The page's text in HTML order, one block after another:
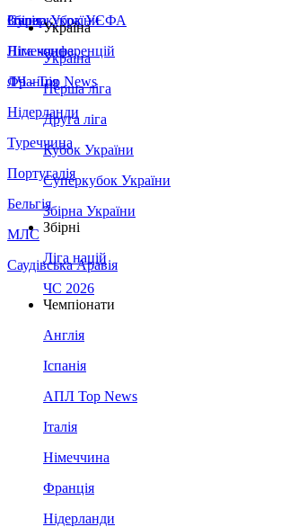
Збірна України
Італія
Німеччина
Франція
Нідерланди
Туреччина
Португалія
Бельгія
МЛС
Саудівська Аравія
Суперкубок УЄФА
Ліга конференцій
ЛЧ - Top News
Україна
Україна
Перша ліга
Друга ліга
Кубок України
Суперкубок України
Збірна України
Збірні
Ліга націй
ЧС 2026
Чемпіонати
Англія
Іспанія
АПЛ Top News
Італія
Німеччина
Франція
Нідерланди